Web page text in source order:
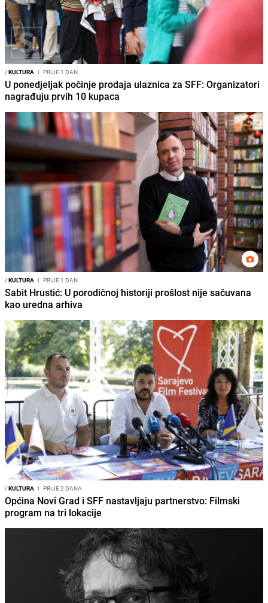
/KULTURA I PRIJE 1 DAN
U ponedjeljak počinje prodaja ulaznica za SFF: Organizatori
nagrađuju prvih 10 kupaca
/KULTURA I PRIJE 1 DAN
Sabit Hrustić: U porodičnoj historiji prošlost nije sačuvana
kao uredna arhiva
/KULTURA I PRIJE 2 DANA
Općina Novi Grad i SFF nastavljaju partnerstvo: Filmski
program na tri lokacije